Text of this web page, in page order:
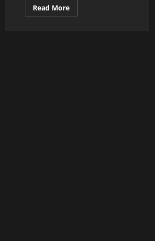
Read MoreRead
more